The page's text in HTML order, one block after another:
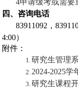
4申请缓考或需要
四、咨询电话
83911092 ，
4:00）
附件：
1.研究生管理
2. 2024-2025学
3.研究生课程